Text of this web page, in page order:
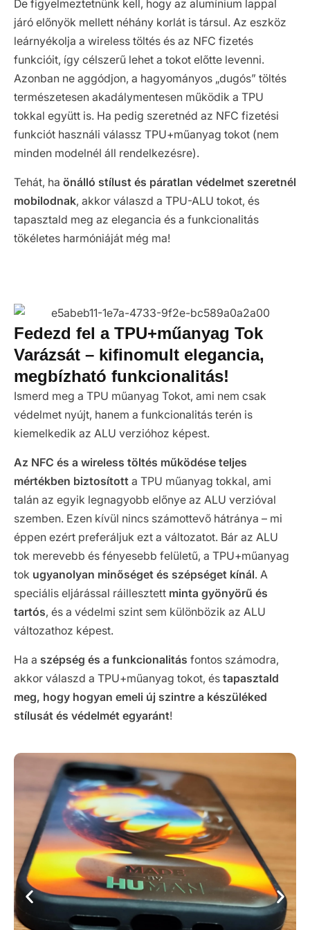
De figyelmeztetnünk kell, hogy az alumínium lappal
járó előnyök mellett néhány korlát is társul. Az eszköz
leárnyékolja a wireless töltés és az NFC fizetés
funkcióit, így célszerű lehet a tokot előtte levenni.
Azonban ne aggódjon, a hagyományos „dugós” töltés
természetesen akadálymentesen működik a TPU
tokkal együtt is. Ha pedig szeretnéd az NFC fizetési
funkciót használi válassz TPU+műanyag tokot (nem
minden modelnél áll rendelkezésre).
Tehát, ha önálló stílust és páratlan védelmet szeretnél
mobilodnak, akkor válaszd a TPU-ALU tokot, és
tapasztald meg az elegancia és a funkcionalitás
tökéletes harmóniáját még ma!
Fedezd fel a TPU+műanyag Tok
Varázsát – kifinomult elegancia,
megbízható funkcionalitás!
Ismerd meg a TPU műanyag Tokot, ami nem csak
védelmet nyújt, hanem a funkcionalitás terén is
kiemelkedik az ALU verzióhoz képest.
Az NFC és a wireless töltés működése teljes
mértékben biztosított a TPU műanyag tokkal, ami
talán az egyik legnagyobb előnye az ALU verzióval
szemben. Ezen kívül nincs számottevő hátránya – mi
éppen ezért preferáljuk ezt a változatot. Bár az ALU
tok merevebb és fényesebb felületű, a TPU+műanyag
tok ugyanolyan minőséget és szépséget kínál. A
speciális eljárással ráillesztett minta gyönyörű és
tartós, és a védelmi szint sem különbözik az ALU
változathoz képest.
Ha a szépség és a funkcionalitás fontos számodra,
akkor válaszd a TPU+műanyag tokot, és tapasztald
meg, hogy hogyan emeli új szintre a készüléked
stílusát és védelmét egyaránt!